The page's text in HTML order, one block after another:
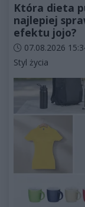
Która dieta
najlepiej
efektu jojo?
Data dodania
07.08.2026
Kategorie artykułu:
Styl życia